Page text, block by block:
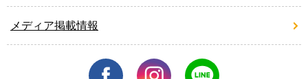
メディア掲載情報